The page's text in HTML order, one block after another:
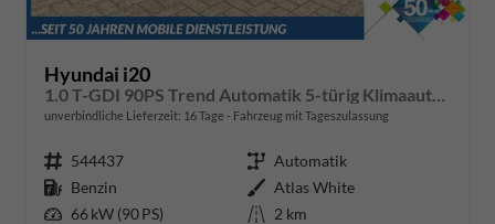
Hyundai i20
unverbindliche Lieferzeit: 16 Tage Fahrzeug mit Tageszulassung
Fahrzeugnr. 544437 Getriebe Automatik
Kraftstoff Benzin Außenfarbe Atlas White
Leistung 66 kW (90 PS) Kilometerstand 2 km